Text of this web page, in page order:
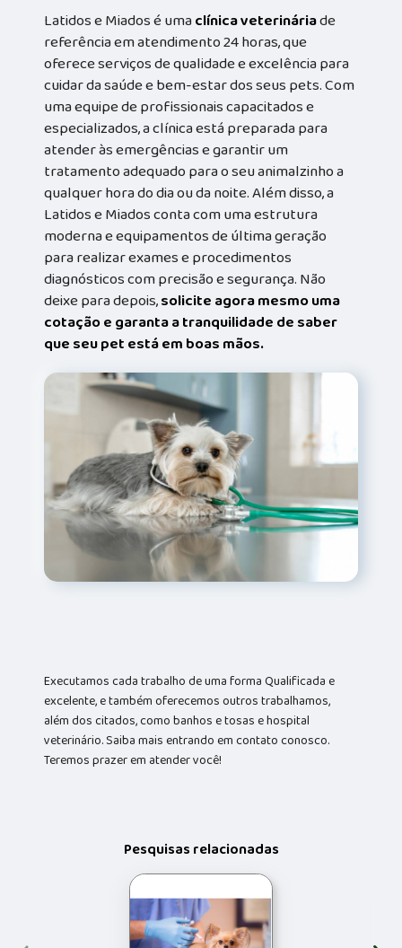
Latidos e Miados é umaclínica veterináriade
referência em atendimento 24 horas, que
oferece serviços de qualidade e excelência para
cuidar da saúde e bem-estar dos seus pets. Com
uma equipe de profissionais capacitados e
especializados, a clínica está preparada para
atender às emergências e garantir um
tratamento adequado para o seu animalzinho a
qualquer hora do dia ou da noite. Além disso, a
Latidos e Miados conta com uma estrutura
moderna e equipamentos de última geração
para realizar exames e procedimentos
diagnósticos com precisão e segurança. Não
deixe para depois,solicite agora mesmo uma
cotação e garanta a tranquilidade de saber
que seu pet está em boas mãos.
Executamos cada trabalho de uma forma Qualificada e
excelente, e também oferecemos outros trabalhamos,
além dos citados, como banhos e tosas e hospital
veterinário. Saiba mais entrando em contato conosco.
Teremos prazer em atender você!
Pesquisas relacionadas